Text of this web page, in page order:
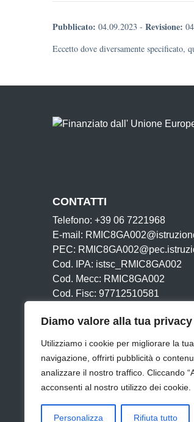
Diamo valore alla tua privacy
Utilizziamo i cookie per migliorare la
navigazione, offrirti pubblicità o
analizzare il nostro traffico. Cliccando
acconsenti al nostro utilizzo dei cookie.
Personalizza Rifiuta tutto
Pubblicato: 04.09.2023 - Revisione:
Eccetto dove diversamente specificato,
CONTATTI
Telefono: +39 06 7221968
E-mail:
PEC:
Cod. IPA: istsc_RMIC8GA002
Cod. Mecc: RMIC8GA002
Cod. Fisc: 97712510581
IT43Y0306905020100000046198